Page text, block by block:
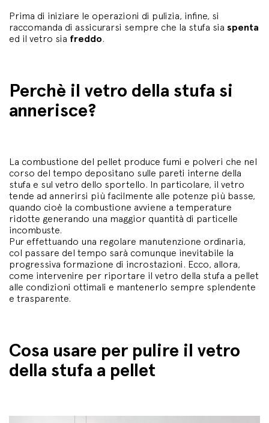
Prima di iniziare le operazioni di pulizia, infine, si
raccomanda di assicurarsi sempre che la stufa sia spenta
ed il vetro sia freddo.
Perchè il vetro della stufa si
annerisce?
La combustione del pellet produce fumi e polveri che nel
corso del tempo depositano sulle pareti interne della
stufa e sul vetro dello sportello. In particolare, il vetro
tende ad annerirsi più facilmente alle potenze più basse,
quando cioè la combustione avviene a temperature
ridotte generando una maggior quantità di particelle
incombuste.
Pur effettuando una regolare manutenzione ordinaria,
col passare del tempo sarà comunque inevitabile la
progressiva formazione di incrostazioni. Ecco, allora,
come intervenire per riportare il vetro della stufa a pellet
alle condizioni ottimali e mantenerlo sempre splendente
e trasparente.
Cosa usare per pulire il vetro
della stufa a pellet